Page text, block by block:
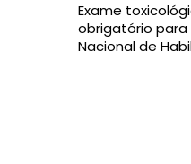
Exame
obrigatório para
Nacional de